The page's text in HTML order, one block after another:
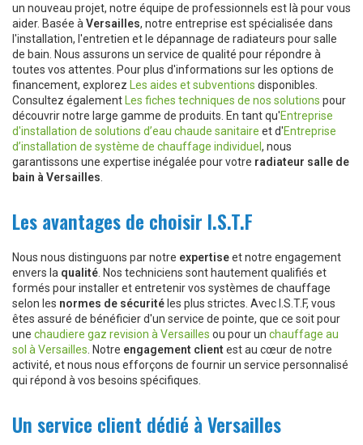
un nouveau projet, notre équipe de professionnels est là pour vous
aider. Basée à Versailles, notre entreprise est spécialisée dans
l'installation, l'entretien et le dépannage de radiateurs pour salle
de bain. Nous assurons un service de qualité pour répondre à
toutes vos attentes. Pour plus d'informations sur les options de
financement, explorez
Les aides et subventions disponibles.
Consultez également
Les fiches techniques de nos solutions pour
découvrir notre large gamme de produits. En tant qu'Entreprise
d'installation de solutions d’eau chaude sanitaire et d'Entreprise
d’installation de système de chauffage individuel , nous
garantissons une expertise inégalée pour votre radiateur salle de
bain à Versailles
Les avantages de choisir I.S.T.F
Nous nous distinguons par notre expertiseet notre engagement
envers la qualité . Nos techniciens sont hautement qualifiés et
formés pour installer et entretenir vos systèmes de chauffage
selon les normes de sécurité les plus strictes. Avec I.S.T.F, vous
êtes assuré de bénéficier d'un service de pointe, que ce soit pour
une chaudiere gaz revision à Versailles ou pour un chauffage au
sol à Versailles . Notre engagement client est au cœur de notre
activité, et nous nous efforçons de fournir un service personnalisé
qui répond à vos besoins spécifiques.
Un service client dédié à Versailles